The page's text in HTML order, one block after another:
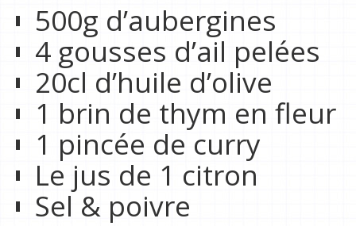
500g d’aubergines
4 gousses d’ail pelées
20cl d’huile d’olive
1 brin de thym en fleur
1 pincée de curry
Le jus de 1 citron
Sel & poivre